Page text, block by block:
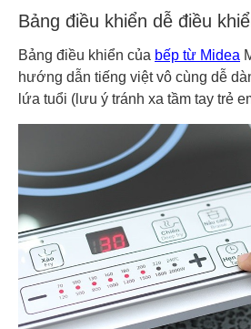
Bảng điều khiển dễ điều
Bảng điều khiển của bếp từ Midea
hướng dẫn tiếng việt vô cùng dễ
lứa tuổi (lưu ý tránh xa tầm tay trẻ